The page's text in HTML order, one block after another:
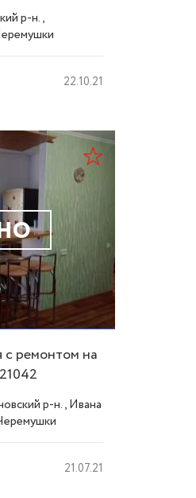
р-н.,
22.10.21
с ремонтом на
р-н., Ивана
21.07.21